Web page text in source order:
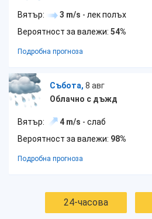
Вятър: 3 m/s - лек полъх
Вероятност за валежи: 54%
Подробна прогноза
Събота, 8 авг
Облачно с дъжд
Вятър: 4 m/s - слаб
Вероятност за валежи: 98%
Подробна прогноза
24-часова